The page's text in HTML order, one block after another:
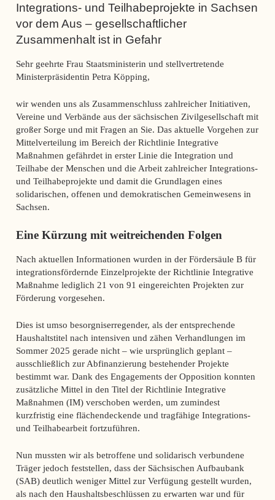
Integrations- und Teilhabeprojekte in Sachsen
vor dem Aus – gesellschaftlicher
Zusammenhalt ist in Gefahr
Sehr geehrte Frau Staatsministerin und stellvertretende
Ministerpräsidentin Petra Köpping,
wir wenden uns als Zusammenschluss zahlreicher Initiativen,
Vereine und Verbände aus der sächsischen Zivilgesellschaft mit
großer Sorge und mit Fragen an Sie. Das aktuelle Vorgehen zur
Mittelverteilung im Bereich der Richtlinie Integrative
Maßnahmen gefährdet in erster Linie die Integration und
Teilhabe der Menschen und die Arbeit zahlreicher Integrations-
und Teilhabeprojekte und damit die Grundlagen eines
solidarischen, offenen und demokratischen Gemeinwesens in
Sachsen.
Eine Kürzung mit weitreichenden Folgen
Nach aktuellen Informationen wurden in der Fördersäule B für
integrationsfördernde Einzelprojekte der Richtlinie Integrative
Maßnahme lediglich 21 von 91 eingereichten Projekten zur
Förderung vorgesehen.
Dies ist umso besorgniserregender, als der entsprechende
Haushaltstitel nach intensiven und zähen Verhandlungen im
Sommer 2025 gerade nicht – wie ursprünglich geplant –
ausschließlich zur Abfinanzierung bestehender Projekte
bestimmt war. Dank des Engagements der Opposition konnten
zusätzliche Mittel in den Titel der Richtlinie Integrative
Maßnahmen (IM) verschoben werden, um zumindest
kurzfristig eine flächendeckende und tragfähige Integrations-
und Teilhabearbeit fortzuführen.
Nun mussten wir als betroffene und solidarisch verbundene
Träger jedoch feststellen, dass der Sächsischen Aufbaubank
(SAB) deutlich weniger Mittel zur Verfügung gestellt wurden,
als nach den Haushaltsbeschlüssen zu erwarten war und für